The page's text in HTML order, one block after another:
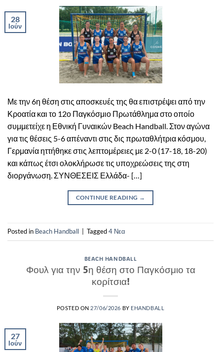
28
Ιούν
Με την 6η θέση στις αποσκευές της θα επιστρέψει από την
Κροατία και το 12ο Παγκόσμιο Πρωτάθλημα στο οποίο
συμμετείχε η Εθνική Γυναικών Beach Handball. Στον αγώνα
για τις θέσεις 5-6 απέναντι στις δις πρωταθλήτρια κόσμου,
Γερμανία ηττήθηκε στις λεπτομέρειες με 2-0 (17-18, 18-20)
και κάπως έτσι ολοκλήρωσε τις υποχρεώσεις της στη
διοργάνωση. ΣΥΝΘΕΣΕΙΣ Ελλάδα- […]
CONTINUE READING →
Posted in Beach Handball Tagged4 Νεα
BEACH HANDBALL
Φουλ για την 5η θέση στο Παγκόσμιο τα
κορίτσια!
POSTED ON 27/06/2026 BY EHANDBALL
27
Ιούν